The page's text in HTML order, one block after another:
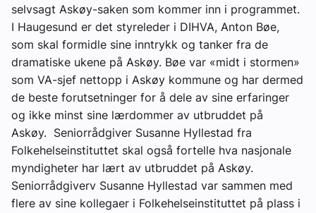
selvsagt Askøy-saken som kommer inn i programmet.
I Haugesund er det styreleder i DIHVA, Anton Bøe,
som skal formidle sine inntrykk og tanker fra de
dramatiske ukene på Askøy. Bøe var «midt i stormen»
som VA-sjef nettopp i Askøy kommune og har dermed
de beste forutsetninger for å dele av sine erfaringer
og ikke minst sine lærdommer av utbruddet på
Askøy. Seniorrådgiver Susanne Hyllestad fra
Folkehelseinstituttet skal også fortelle hva nasjonale
myndigheter har lært av utbruddet på Askøy.
Seniorrådgiverv Susanne Hyllestad var sammen med
flere av sine kollegaer i Folkehelseinstituttet på plass i